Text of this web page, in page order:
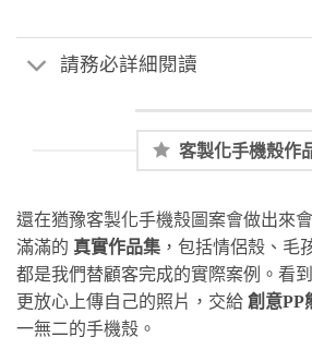
請務必詳細閱讀
客製化手機殼作
還在猶豫客製化手機殼圖案會做出來
滿滿的 真實作品集 ，包括情侶殼、毛
都是我們替顧客完成的實際案例。看
更放心上傳自己的照片，交給 創意PP
一無二的手機殼。